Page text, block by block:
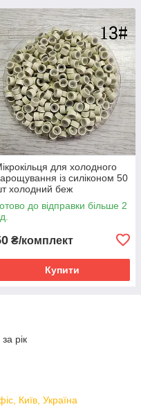
для холодного
із силіконом 50
холодний беж
до відправки більше 2
₴/комплект
Купити
рік
Київ, Україна